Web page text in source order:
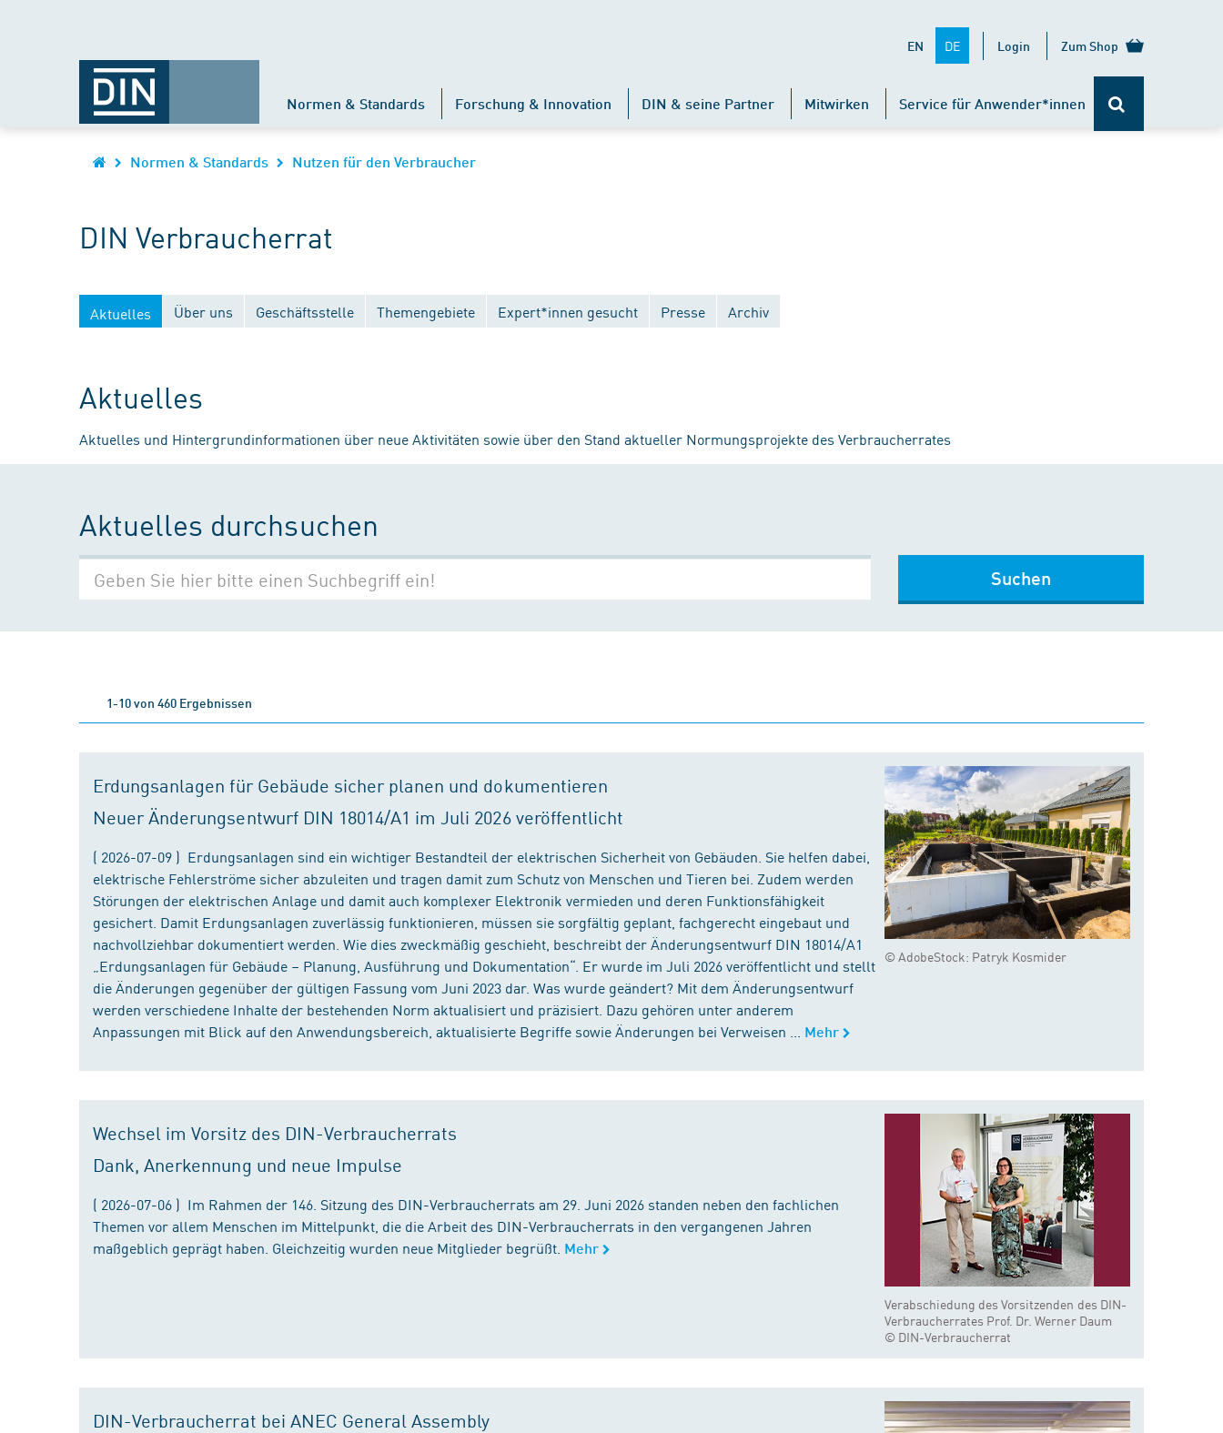
EN DE Login Zum Shop
Normen & Standards Forschung & Innovation DIN & seine Partner Mitwirken Service für Anwender*innen
Normen & Standards Nutzen für den Verbraucher
DIN Verbraucherrat
Aktuelles Über uns Geschäftsstelle Themengebiete Expert*innen gesucht Presse Archiv
Aktuelles
Aktuelles und Hintergrundinformationen über neue Aktivitäten sowie über den Stand aktueller Normungsprojekte des Verbraucherrates
Aktuelles durchsuchen
Suchen
1-10 von 460 Ergebnissen
© AdobeStock: Patryk Kosmider
Erdungsanlagen für Gebäude sicher planen und dokumentieren
Neuer Änderungsentwurf DIN 18014/A1 im Juli 2026 veröffentlicht
( 2026-07-09 ) Erdungsanlagen sind ein wichtiger Bestandteil der elektrischen Sicherheit von Gebäuden. Sie helfen dabei,
elektrische Fehlerströme sicher abzuleiten und tragen damit zum Schutz von Menschen und Tieren bei. Zudem werden
Störungen der elektrischen Anlage und damit auch komplexer Elektronik vermieden und deren Funktionsfähigkeit
gesichert. Damit Erdungsanlagen zuverlässig funktionieren, müssen sie sorgfältig geplant, fachgerecht eingebaut und
nachvollziehbar dokumentiert werden. Wie dies zweckmäßig geschieht, beschreibt der Änderungsentwurf DIN 18014/A1
„Erdungsanlagen für Gebäude – Planung, Ausführung und Dokumentation“. Er wurde im Juli 2026 veröffentlicht und stellt
die Änderungen gegenüber der gültigen Fassung vom Juni 2023 dar. Was wurde geändert? Mit dem Änderungsentwurf
werden verschiedene Inhalte der bestehenden Norm aktualisiert und präzisiert. Dazu gehören unter anderem
Anpassungen mit Blick auf den Anwendungsbereich, aktualisierte Begriffe sowie Änderungen bei Verweisen ...
Mehr
Verabschiedung des Vorsitzenden des DIN-
Verbraucherrates Prof. Dr. Werner Daum
© DIN-Verbraucherrat
Wechsel im Vorsitz des DIN-Verbraucherrats
Dank, Anerkennung und neue Impulse
( 2026-07-06 ) Im Rahmen der 146. Sitzung des DIN-Verbraucherrats am 29. Juni 2026 standen neben den fachlichen
Themen vor allem Menschen im Mittelpunkt, die die Arbeit des DIN-Verbraucherrats in den vergangenen Jahren
maßgeblich geprägt haben. Gleichzeitig wurden neue Mitglieder begrüßt. Mehr
DIN-Verbraucherrat bei ANEC General Assembly